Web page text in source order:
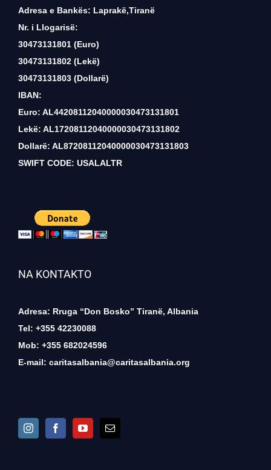
Adresa e Bankës: Laprakë,Tiranë
Nr. i Llogarisë:
30473131801 (Euro)
30473131802 (Lekë)
30473131803 (Dollarë)
IBAN:
Euro: AL44208112040000030473131801
Lekë: AL17208112040000030473131802
Dollarë: AL87208112040000030473131803
SWIFT CODE: USALALTR
NA KONTAKTO
Adresa: Rruga “Don Bosko” Tiranë, Albania
Tel: +355 42230088
Mob: +355 682024596
E-mail: caritasalbania@caritasalbania.org